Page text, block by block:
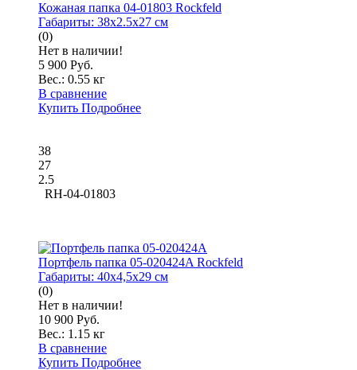
Кожаная папка 04-01803 Rockfeld
Габариты: 38x2.5x27 см
(0)
Нет в наличии!
5 900 Руб.
Вес.: 0.55 кг
В сравнение
Купить Подробнее
38
27
2.5
RH-04-01803
Портфель папка 05-020424A Rockfeld
Габариты: 40x4,5x29 см
(0)
Нет в наличии!
10 900 Руб.
Вес.: 1.15 кг
В сравнение
Купить Подробнее